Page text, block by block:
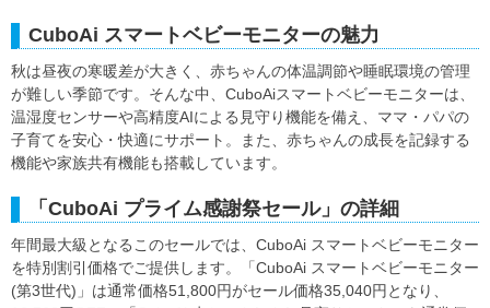
CuboAi スマートベビーモニターの魅力
秋は昼夜の寒暖差が大きく、赤ちゃんの体温調節や睡眠環境の管理
が難しい季節です。そんな中、CuboAiスマートベビーモニターは、
温湿度センサーや高精度AIによる見守り機能を備え、ママ・パパの
子育てを安心・快適にサポート。また、赤ちゃんの成長を記録する
機能や家族共有機能も搭載しています。
「CuboAi プライム感謝祭セール」の詳細
年間最大級となるこのセールでは、CuboAi スマートベビーモニター
を特別割引価格でご提供します。「CuboAi スマートベビーモニター
(第3世代)」は通常価格51,800円がセール価格35,040円となり、